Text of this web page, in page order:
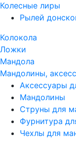
Колесные лиры
Рылей
Колокола
Ложки
Мандола
Мандолины,
Аксессуары
Мандолины
Струны для
Фурнитура
Чехлы для